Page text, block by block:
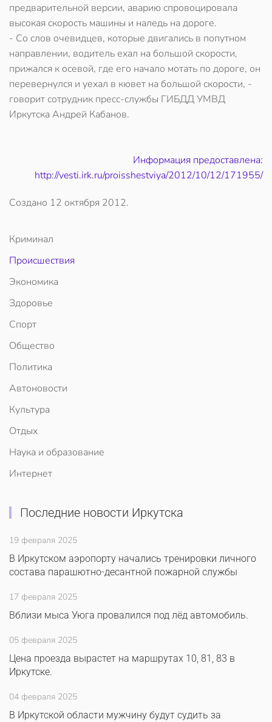
предварительной версии, аварию спровоцировала
высокая скорость машины и наледь на дороге.
- Со слов очевидцев, которые двигались в попутном
направлении, водитель ехал на большой скорости,
прижался к осевой, где его начало мотать по дороге, он
перевернулся и уехал в кювет на большой скорости, -
говорит сотрудник пресс-службы ГИБДД УМВД
Иркутска Андрей Кабанов.
Информация предоставлена:
http://vesti.irk.ru/proisshestviya/2012/10/12/171955/
Создано 12 октября 2012.
Криминал
Происшествия
Экономика
Здоровье
Спорт
Общество
Политика
Автоновости
Культура
Отдых
Наука и образование
Интернет
Последние новости Иркутска
19 февраля 2025
В Иркутском аэропорту начались тренировки личного
состава парашютно-десантной пожарной службы
17 февраля 2025
Вблизи мыса Уюга провалился под лёд автомобиль.
05 февраля 2025
Цена проезда вырастет на маршрутах 10, 81, 83 в
Иркутске.
04 февраля 2025
В Иркутской области мужчину будут судить за